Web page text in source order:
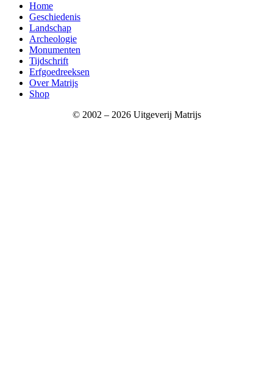
Home
Geschiedenis
Landschap
Archeologie
Monumenten
Tijdschrift
Erfgoedreeksen
Over Matrijs
Shop
© 2002 – 2026 Uitgeverij Matrijs